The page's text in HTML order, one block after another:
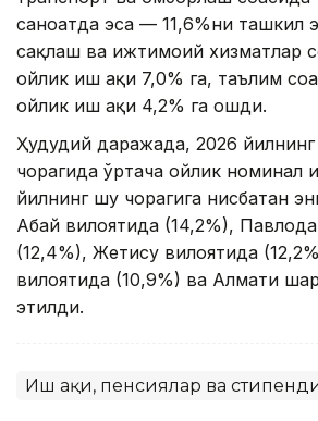
саноатда эса — 11,6%ни ташкил
сақлаш ва ижтимоий хизматлар
ойлик иш ҳақи 7,0% га, таълим
ойлик иш ҳақи 4,2% га ошди.
Ҳудудий даражада, 2026
чорагида ўртача ойлик номинал
йилнинг шу чорагига нисбатан
Абай вилоятида (14,2%),
(12,4%), Жетису вилоятида
вилоятида (10,9%) ва Алмати
этилди.
Иш ҳақи, пенсиялар ва